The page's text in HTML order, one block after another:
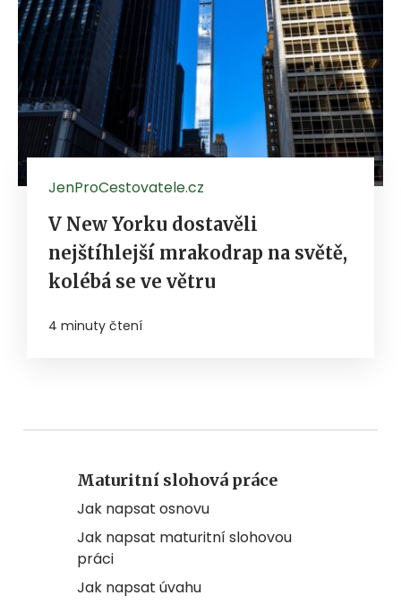
JenProCestovatele.cz
V New Yorku dostavěli
nejštíhlejší mrakodrap na světě,
kolébá se ve větru
4 minuty čtení
Maturitní slohová práce
Jak napsat osnovu
Jak napsat maturitní slohovou
práci
Jak napsat úvahu